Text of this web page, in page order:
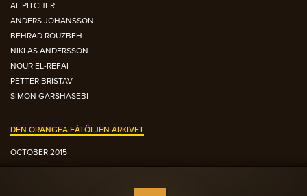
AL PITCHER
ANDERS JOHANSSON
BEHRAD ROUZBEH
NIKLAS ANDERSSON
NOUR EL-REFAI
PETTER BRISTAV
SIMON GARSHASEBI
DEN ORANGEA FÅTÖLJEN ARKIVET
OCTOBER 2015